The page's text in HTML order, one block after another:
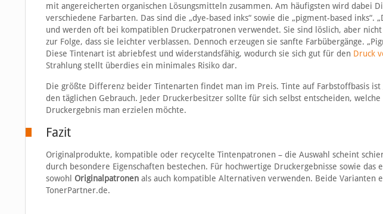
mit angereicherten organischen Lösungsmitteln zusammen. Am häufigsten wird dabei
verschiedene Farbarten. Das sind die „dye-based inks“ sowie die „pigment-based inks“.
und werden oft bei kompatiblen Druckerpatronen verwendet. Sie sind löslich, aber
zur Folge, dass sie leichter verblassen. Dennoch erzeugen sie sanfte Farbübergänge.
Diese Tintenart ist abriebfest und widerstandsfähig, wodurch sie sich gut für den Druck
Strahlung stellt überdies ein minimales Risiko dar.
Die größte Differenz beider Tintenarten findet man im Preis. Tinte auf Farbstoffbasis
den täglichen Gebrauch. Jeder Druckerbesitzer sollte für sich selbst entscheiden,
Druckergebnis man erzielen möchte.
Fazit
Originalprodukte, kompatible oder recycelte Tintenpatronen – die Auswahl scheint
durch besondere Eigenschaften bestechen. Für hochwertige Druckergebnisse sowie
sowohl Originalpatronenals auch kompatible Alternativen verwenden. Beide Varianten
TonerPartner.de.